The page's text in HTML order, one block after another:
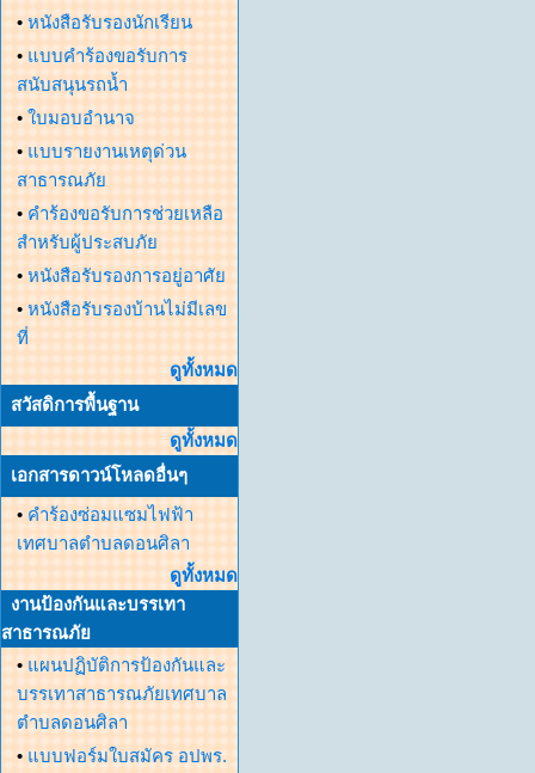
• หนังสือรับรองนักเรียน
• แบบคำร้องขอรับการ
สนับสนุนรถน้ำ
• ใบมอบอำนาจ
• แบบรายงานเหตุด่วน
สาธารณภัย
• คำร้องขอรับการช่วยเหลือ
สำหรับผู้ประสบภัย
• หนังสือรับรองการอยู่อาศัย
• หนังสือรับรองบ้านไม่มีเลข
ที่
ดูทั้งหมด
สวัสดิการพื้นฐาน
ดูทั้งหมด
เอกสารดาวน์โหลดอื่นๆ
• คำร้องซ่อมแซมไฟฟ้า
เทศบาลตำบลดอนศิลา
ดูทั้งหมด
งานป้องกันและบรรเทา
สาธารณภัย
• แผนปฏิบัติการป้องกันและ
บรรเทาสาธารณภัยเทศบาล
ตำบลดอนศิลา
• แบบฟอร์มใบสมัคร อปพร.